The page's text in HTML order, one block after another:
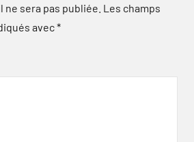
sera pas publiée. Les champs
avec*